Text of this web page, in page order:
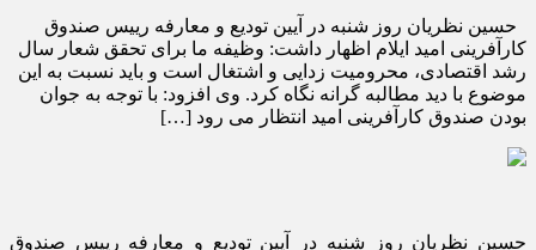
حسین نظریان روز شنبه در آیین تودیع و معارفه رییس صندوق
کارآفرینی امید ایلام اظهار داشت: وظیفه ما برای تحقق شعار سال
رشد اقتصادی، محرومیت زدایی و اشتغال است و باید نسبت به این
موضوع با دید مطالبه گرانه نگاه کرد. وی افزود: با توجه به جوان
بودن صندوق کارآفرینی امید انتظار می رود […]
حسین نظریان روز شنبه در آیین تودیع و معارفه رییس صندوق